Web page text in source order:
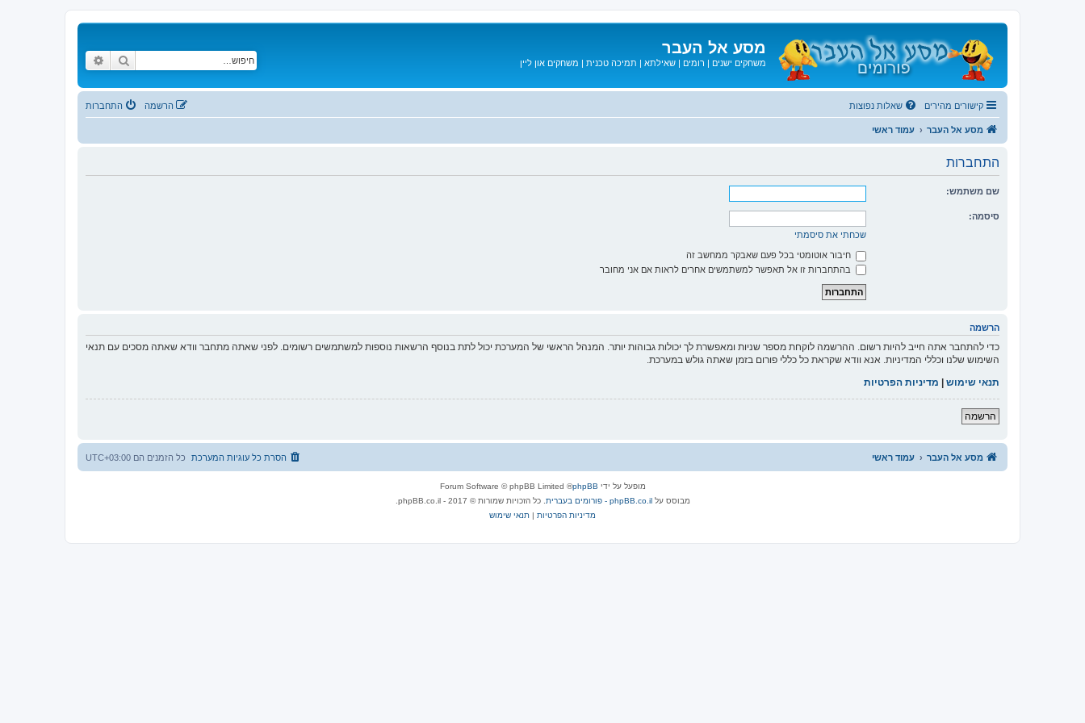
מסע אל העבר
משחקים ישנים | רומים | שאילתא | תמיכה טכנית | משחקים און ליין חיפוש
קישורים מהירים שאלות נפוצות התחברות הרשמה
מסע אל העבר עמוד ראשי
התחברות
שם משתמש:
סיסמה:
שכחתי את סיסמתי
חיבור אוטומטי בכל פעם שאבקר ממחשב זה
בהתחברות זו אל תאפשר למשתמשים אחרים לראות אם אני מחובר
הרשמה
כדי להתחבר אתה חייב להיות רשום. ההרשמה לוקחת מספר שניות ומאפשרת לך יכולות גבוהות יותר. המנהל הראשי של המערכת יכול לתת בנוסף הרשאות נוספות למשתמשים רשומים. לפני שאתה מתחבר וודא שאתה מסכים עם תנאי
השימוש שלנו וכללי המדיניות. אנא וודא שקראת כל כללי פורום בזמן שאתה גולש במערכת.
תנאי שימוש | מדיניות הפרטיות
הרשמה
מסע אל העבר עמוד ראשי כל הזמנים הם UTC+03:00 הסרת כל עוגיות המערכת
מופעל על ידי phpBB
® Forum Software © phpBB Limited
מבוסס עלphpBB.co.il - פורומים בעברית
. כל הזכויות שמורות © 2017 - phpBB.co.il.
מדיניות הפרטיות | תנאי שימוש